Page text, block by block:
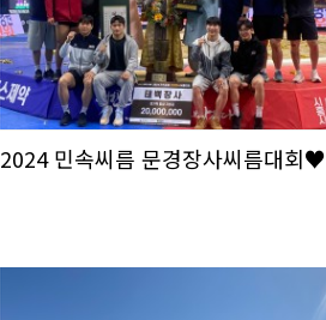
2024 민속씨름 문경장사씨름대회♥